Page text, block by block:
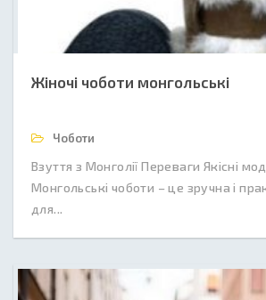
Жіночі чоботи монгольські
Чоботи
Взуття з Монголії Переваги Якісні
Монгольські чоботи – це зручна і
для...